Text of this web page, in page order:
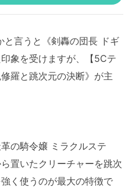
と言うと《剣轟の団長 ドギ
象を受けますが、【5Cテ
羅と跳次元の決断》が主
の騎令嬢 ミラクルステ
置いたクリーチャーを跳次
く使うのが最大の特徴で